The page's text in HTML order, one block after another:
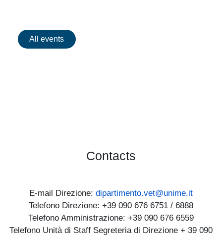
All events
Contacts
E-mail Direzione: dipartimento.vet@unime.it
Telefono Direzione: +39 090 676 6751 / 6888
Telefono Amministrazione: +39 090 676 6559
Telefono Unità di Staff Segreteria di Direzione + 39 090